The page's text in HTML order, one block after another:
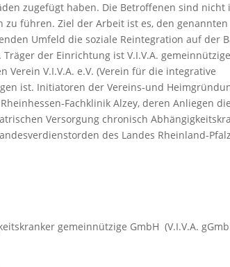
zugefügt haben. Die Betroffenen sind nicht
zu führen. Ziel der Arbeit ist es, den genannten
Umfeld die soziale Reintegration auf der
der Einrichtung ist V.I.V.A. gemeinnützige
Verein V.I.V.A. e.V. (Verein für die integrative
ist. Initiatoren der Vereins-und
Fachklinik Alzey, deren Anliegen die
Versorgung chronisch
des Landes Rheinland-Pfalz
gemeinnützige GmbH (V.I.V.A.